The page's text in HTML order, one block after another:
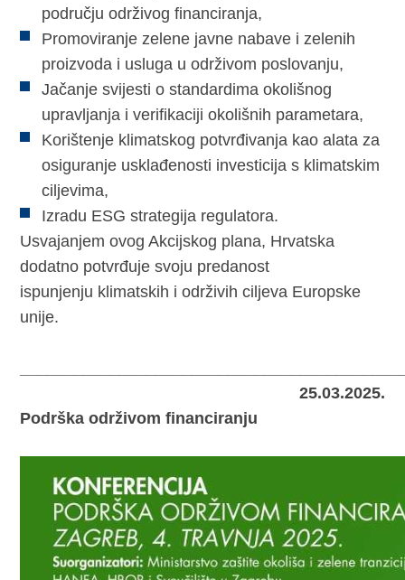
području održivog financiranja,
Promoviranje zelene javne nabave i zelenih
proizvoda i usluga u održivom poslovanju,
Jačanje svijesti o standardima okolišnog
upravljanja i verifikaciji okolišnih parametara,
Korištenje klimatskog potvrđivanja kao alata za
osiguranje usklađenosti investicija s klimatskim
ciljevima,
Izradu ESG strategija regulatora.
Usvajanjem ovog Akcijskog plana, Hrvatska
dodatno potvrđuje svoju predanost
ispunjenju klimatskih i održivih ciljeva Europske
unije.
25.03.2025.
Podrška održivom financiranju